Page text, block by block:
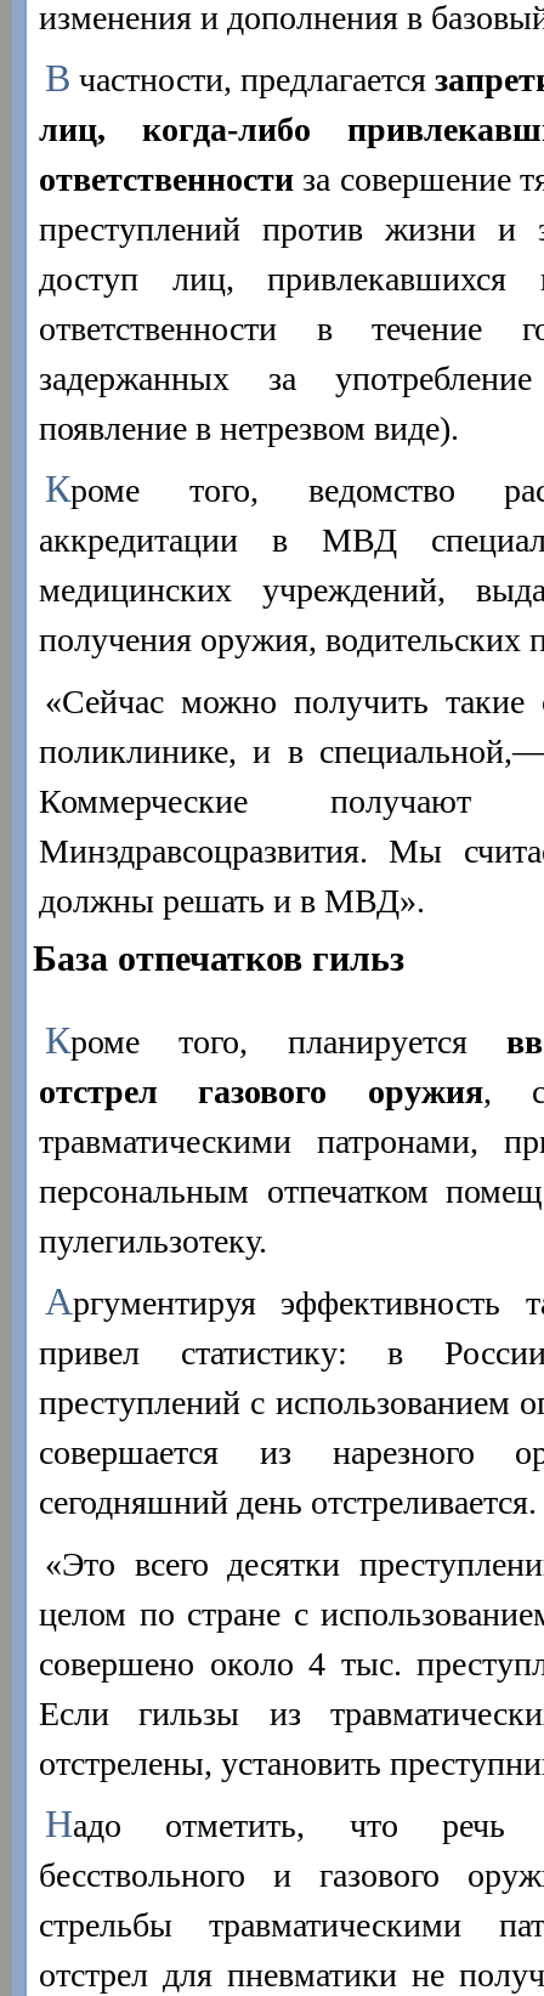
изменения и дополнения в
В частности, предлагается
лиц, когда-либо
ответственности за совершение
преступлений против жизни и
доступ лиц, привлекавшихся
ответственности в
задержанных за
появление в нетрезвом виде).
Кроме того, ведомство
аккредитации в МВД
медицинских учреждений,
получения оружия, водительских
«Сейчас можно получить
поликлинике, и в
Коммерческие получают
Минздравсоцразвития. Мы
должны решать и в МВД».
База отпечатков гильз
Кроме того, планируется
отстрел газового оружия,
травматическими патронами,
персональным отпечатком
пулегильзотеку.
Аргументируя эффективность
привел статистику: в
преступлений с использованием
совершается из нарезного
сегодняшний день отстреливается.
«Это всего десятки
целом по стране с
совершено около 4 тыс.
Если гильзы из
отстрелены, установить
Надо отметить, что речь
бесствольного и газового
стрельбы травматическими
отстрел для пневматики не